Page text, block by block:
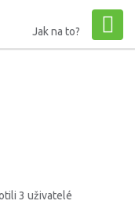
Jak na to?
3 uživatelé